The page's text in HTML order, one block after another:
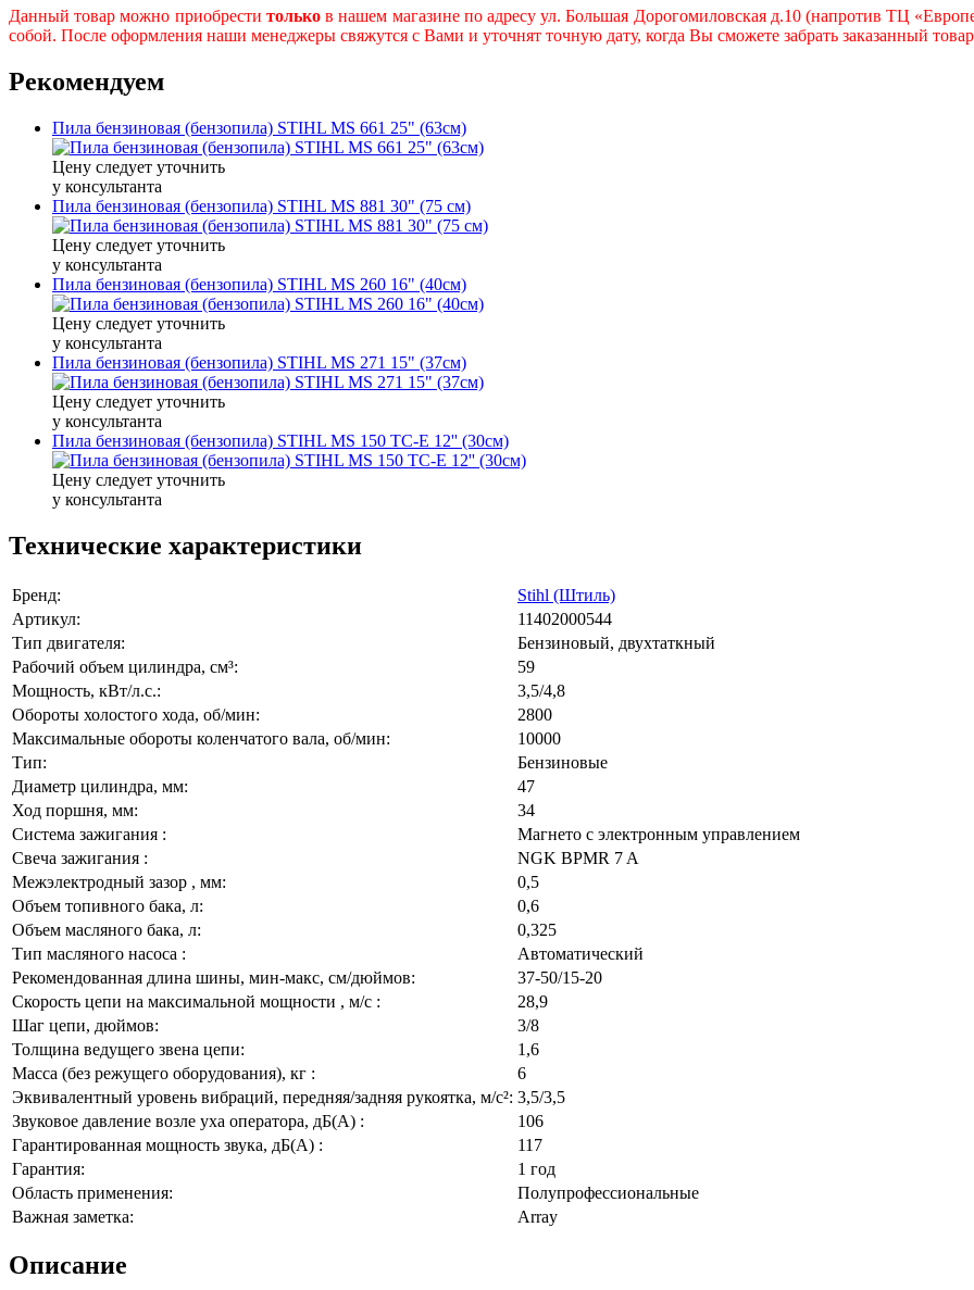
Данный товар можно приобрести тольков нашем магазине по адресу ул. Большая Дорогомиловская д.10 (напротив ТЦ
собой. После оформления наши менеджеры свяжутся с Вами и уточнят точную дату, когда Вы сможете забрать заказанный
Рекомендуем
Пила бензиновая (бензопила) STIHL MS 661 25" (63см)
Цену следует уточнить
у консультанта
Пила бензиновая (бензопила) STIHL MS 881 30" (75 см)
Цену следует уточнить
у консультанта
Пила бензиновая (бензопила) STIHL MS 260 16" (40см)
Цену следует уточнить
у консультанта
Пила бензиновая (бензопила) STIHL MS 271 15" (37см)
Цену следует уточнить
у консультанта
Пила бензиновая (бензопила) STIHL MS 150 TC-E 12'' (30см)
Цену следует уточнить
у консультанта
Технические характеристики
Бренд:
Stihl (Штиль)
Артикул:
11402000544
Тип двигателя:
Бензиновый, двухтаткный
Рабочий объем цилиндра, см³:
59
Мощность, кВт/л.с.:
3,5/4,8
Обороты холостого хода, об/мин:
2800
Максимальные обороты коленчатого вала, об/мин:
10000
Тип:
Бензиновые
Диаметр цилиндра, мм:
47
Ход поршня, мм:
34
Система зажигания :
Магнето с электронным управлением
Свеча зажигания :
NGK BPMR 7 A
Межэлектродный зазор , мм:
0,5
Объем топивного бака, л:
0,6
Объем масляного бака, л:
0,325
Тип масляного насоса :
Автоматический
Рекомендованная длина шины, мин-макс, см/дюймов:
37-50/15-20
Скорость цепи на максимальной мощности , м/с :
28,9
Шаг цепи, дюймов:
3/8
Толщина ведущего звена цепи:
1,6
Масса (без режущего оборудования), кг :
6
Эквивалентный уровень вибраций, передняя/задняя рукоятка, м/с²: 3,5/3,5
Звуковое давление возле уха оператора, дБ(А) :
106
Гарантированная мощность звука, дБ(А) :
117
Гарантия:
1 год
Область применения:
Полупрофессиональные
Важная заметка:
Array
Описание